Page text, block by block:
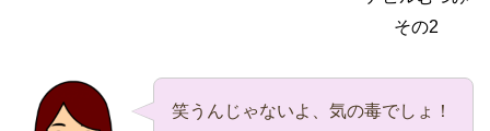
その2
笑うんじゃないよ、気の毒でしょ！